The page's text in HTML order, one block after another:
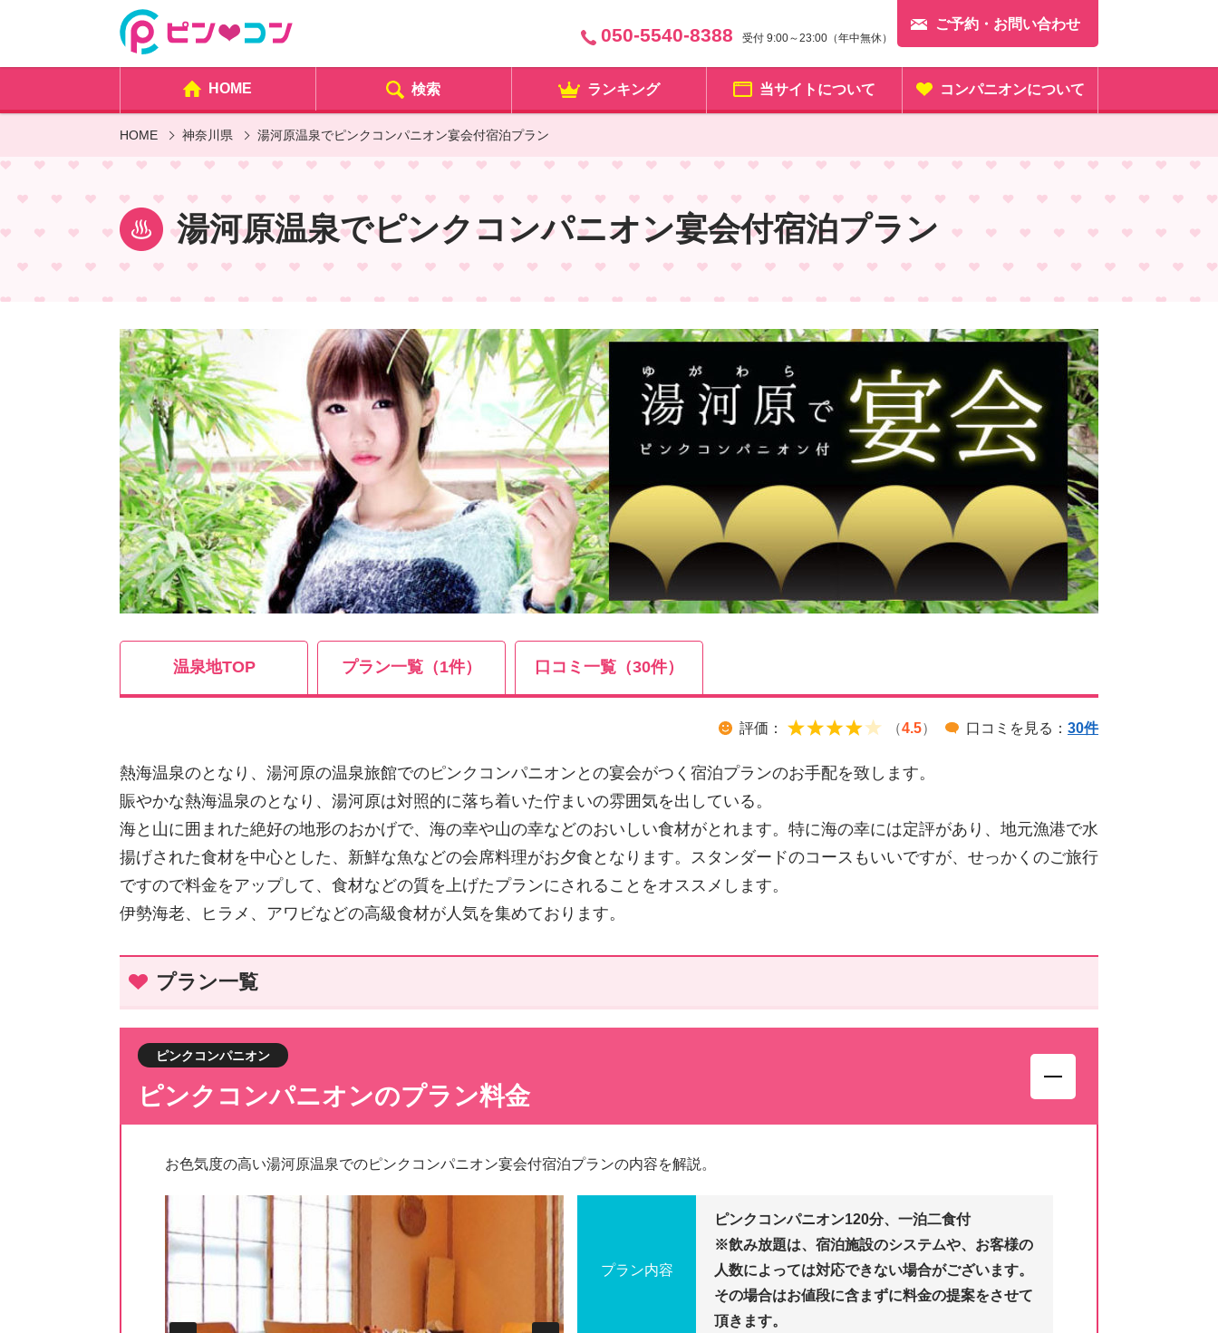
050-5540-8388 受付 9:00～23:00（年中無休）
ご予約・お問い合わせ
HOME 検索 ランキング 当サイトについて コンパニオンについて
HOME 神奈川県 湯河原温泉でピンクコンパニオン宴会付宿泊プラン
湯河原温泉でピンクコンパニオン宴会付宿泊プラン
温泉地TOP プラン一覧（1件） 口コミ一覧（30件）
評価： （4.5） 口コミを見る： 30件
熱海温泉のとなり、湯河原の温泉旅館でのピンクコンパニオンとの宴会がつく宿泊プランのお手配を致します。
賑やかな熱海温泉のとなり、湯河原は対照的に落ち着いた佇まいの雰囲気を出している。
海と山に囲まれた絶好の地形のおかげで、海の幸や山の幸などのおいしい食材がとれます。特に海の幸には定評があり、地元漁港で水
揚げされた食材を中心とした、新鮮な魚などの会席料理がお夕食となります。スタンダードのコースもいいですが、せっかくのご旅行
ですので料金をアップして、食材などの質を上げたプランにされることをオススメします。
伊勢海老、ヒラメ、アワビなどの高級食材が人気を集めております。
プラン一覧
ピンクコンパニオン
ピンクコンパニオンのプラン料金
お色気度の高い湯河原温泉でのピンクコンパニオン宴会付宿泊プランの内容を解説。
Prev Next
プラン内容
ピンクコンパニオン120分、一泊二食付
※飲み放題は、宿泊施設のシステムや、お客様の
人数によっては対応できない場合がございます。
その場合はお値段に含まずに料金の提案をさせて
頂きます。